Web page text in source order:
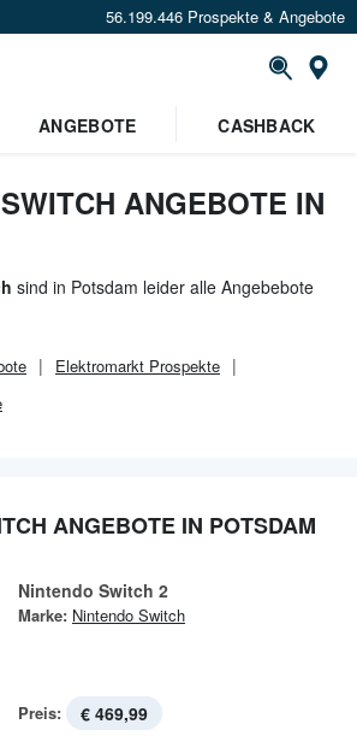
56.199.446 Prospekte & Angebote
ANGEBOTE CASHBACK
ANGEBOTE IN
sind in Potsdam leider alle Angebebote
Elektromarkt Prospekte
ANGEBOTE IN POTSDAM
Nintendo Switch 2
Marke: Nintendo Switch
Preis: € 469,99